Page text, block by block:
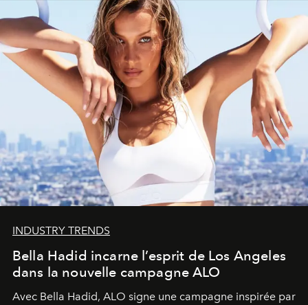
INDUSTRY TRENDS
Bella Hadid incarne l’esprit de Los Angeles
dans la nouvelle campagne ALO
Avec Bella Hadid, ALO signe une campagne inspirée par